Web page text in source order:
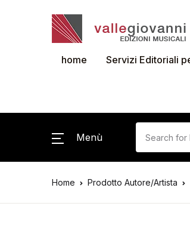
home Servizi Editoriali
Menù
Home Prodotto Autore/Artista